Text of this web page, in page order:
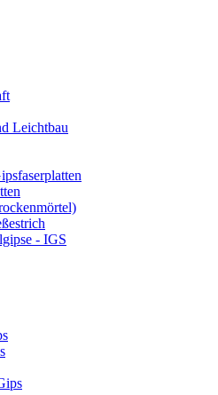
Leichtbau
- IGS